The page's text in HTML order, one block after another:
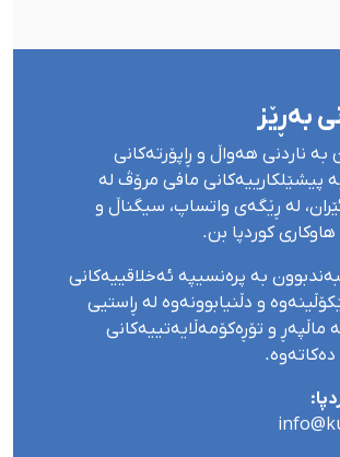
بەڕێز
بە ناردنی هەواڵ و ڕاپۆرتەکانی
پیشێلکارییەکانی مافی مرۆڤ لە
لە ڕێگەی واتساپ، سیگناڵ و
هاوکاری کوردپا بن.
بە پرەنسیپە ئەخلاقییەکانی
و دڵنیابوونەوە لە ڕاستیی
ماڵپەڕ و تۆڕەکۆمەڵایەتییەکانی
دەکاتەوە.